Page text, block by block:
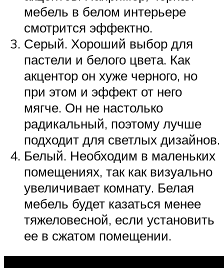
мебель в белом интерьере
смотрится эффектно.
Серый. Хороший выбор для
пастели и белого цвета. Как
акцентор он хуже черного, но
при этом и эффект от него
мягче. Он не настолько
радикальный, поэтому лучше
подходит для светлых дизайнов.
Белый. Необходим в маленьких
помещениях, так как визуально
увеличивает комнату. Белая
мебель будет казаться менее
тяжеловесной, если установить
ее в сжатом помещении.